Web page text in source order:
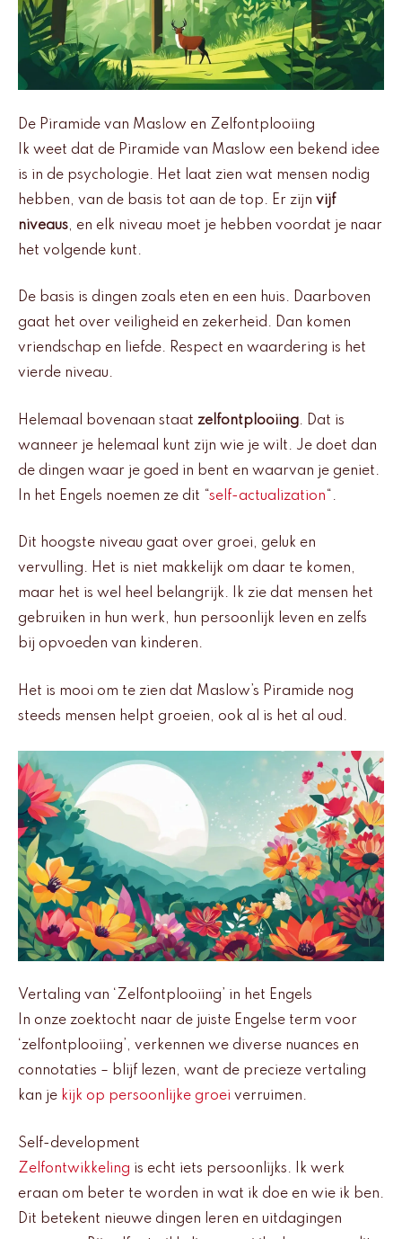
De Piramide van Maslow en Zelfontplooiing
Ik weet dat de Piramide van Maslow een bekend idee
is in de psychologie. Het laat zien wat mensen nodig
hebben, van de basis tot aan de top. Er zijn vijf
niveaus, en elk niveau moet je hebben voordat je naar
het volgende kunt.
De basis is dingen zoals eten en een huis. Daarboven
gaat het over veiligheid en zekerheid. Dan komen
vriendschap en liefde. Respect en waardering is het
vierde niveau.
Helemaal bovenaan staat zelfontplooiing. Dat is
wanneer je helemaal kunt zijn wie je wilt. Je doet dan
de dingen waar je goed in bent en waarvan je geniet.
In het Engels noemen ze dit “ self-actualization “.
Dit hoogste niveau gaat over groei, geluk en
vervulling. Het is niet makkelijk om daar te komen,
maar het is wel heel belangrijk. Ik zie dat mensen het
gebruiken in hun werk, hun persoonlijk leven en zelfs
bij opvoeden van kinderen.
Het is mooi om te zien dat Maslow’s Piramide nog
steeds mensen helpt groeien, ook al is het al oud.
Vertaling van ‘Zelfontplooiing’ in het Engels
In onze zoektocht naar de juiste Engelse term voor
‘zelfontplooiing’, verkennen we diverse nuances en
connotaties – blijf lezen, want de precieze vertaling
kan je kijk op persoonlijke groei verruimen.
Self-development
Zelfontwikkeling is echt iets persoonlijks. Ik werk
eraan om beter te worden in wat ik doe en wie ik ben.
Dit betekent nieuwe dingen leren en uitdagingen